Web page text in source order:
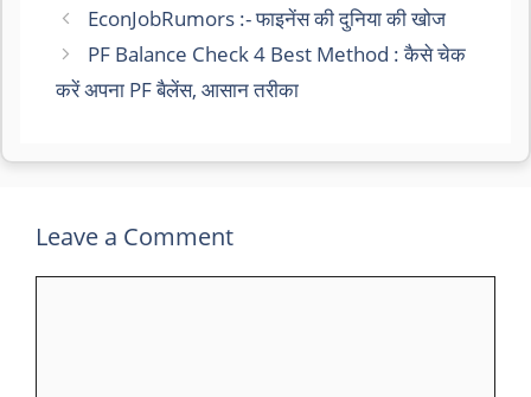
EconJobRumors :- फाइनेंस की दुनिया की खोज
PF Balance Check 4 Best Method : कैसे चेक
करें अपना PF बैलेंस, आसान तरीका
Leave a Comment